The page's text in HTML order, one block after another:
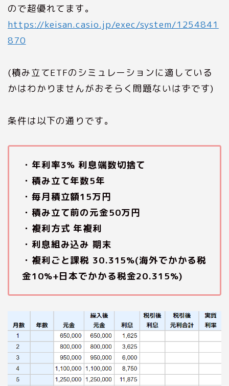
ので超優れてます。
https://keisan.casio.jp/exec/system/1254841
870
(積み立てETFのシミュレーションに適している
かはわかりませんがおそらく問題ないはずです)
条件は以下の通りです。
・年利率3% 利息端数切捨て
・積み立て年数5年
・毎月積立額15万円
・積み立て前の元金50万円
・複利方式 年複利
・利息組み込み 期末
・複利ごと課税 30.315%(海外でかかる税
金10%+日本でかかる税金20.315%)